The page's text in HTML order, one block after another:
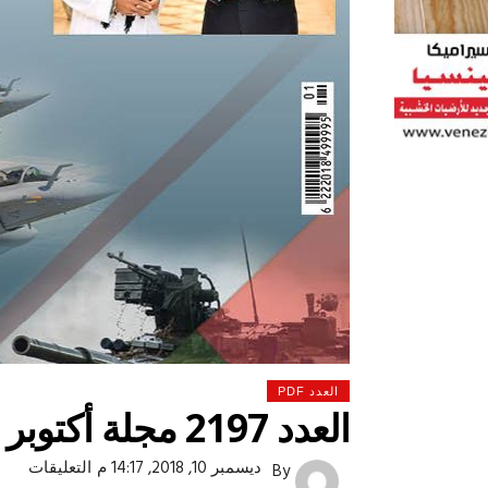
العدد PDF
العدد 2197 مجلة أكتوبر
By ديسمبر 10, 2018, 14:17 م التعليقات
التشجيع «أخلاق» وليس «تحفيل»